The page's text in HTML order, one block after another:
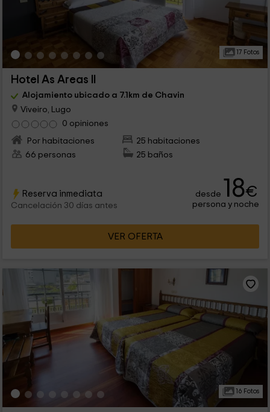
17 Fotos
Hotel As Areas II
Alojamiento ubicado a 7.1km de Chavin
Viveiro, Lugo
0 opiniones
Por habitaciones
25 habitaciones
66 personas
25 baños
Reserva inmediata
Cancelación 30 días antes
desde 18€
persona y noche
VER OFERTA
16 Fotos